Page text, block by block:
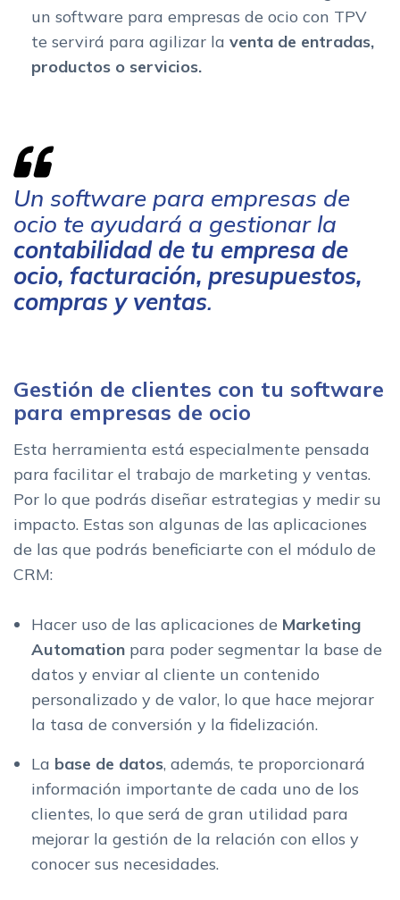
un software para empresas de ocio con TPV
te servirá para agilizar la venta de entradas,
productos o servicios.
Un software para empresas de
ocio te ayudará a gestionar la
contabilidad de tu empresa de
ocio, facturación, presupuestos,
compras y ventas.
Gestión de clientes con tu software
para empresas de ocio
Esta herramienta está especialmente pensada
para facilitar el trabajo de marketing y ventas.
Por lo que podrás diseñar estrategias y medir su
impacto. Estas son algunas de las aplicaciones
de las que podrás beneficiarte con el módulo de
CRM:
Hacer uso de las aplicaciones de Marketing
Automation para poder segmentar la base de
datos y enviar al cliente un contenido
personalizado y de valor, lo que hace mejorar
la tasa de conversión y la fidelización.
La base de datos, además, te proporcionará
información importante de cada uno de los
clientes, lo que será de gran utilidad para
mejorar la gestión de la relación con ellos y
conocer sus necesidades.